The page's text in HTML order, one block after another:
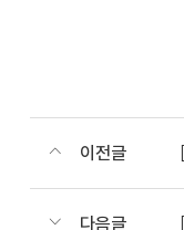
이전글
다음글